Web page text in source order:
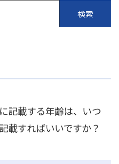
記載する年齢は、いつ
載すればいいですか？